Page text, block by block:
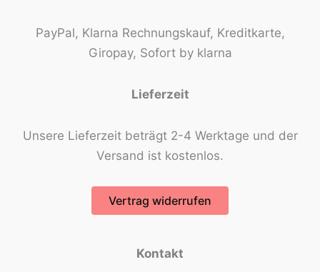
PayPal, Klarna Rechnungskauf, Kreditkarte,
Giropay, Sofort by klarna
Lieferzeit
Unsere Lieferzeit beträgt 2-4 Werktage und der
Versand ist kostenlos.
Vertrag widerrufen
Kontakt